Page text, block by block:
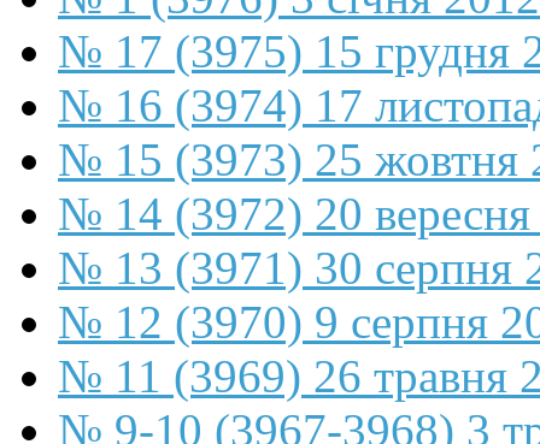
№ 17 (3975) 15 грудня
№ 16 (3974) 17
№ 15 (3973) 25 жовтня
№ 14 (3972) 20 вересня
№ 13 (3971) 30 серпня
№ 12 (3970) 9 серпня
№ 11 (3969) 26 травня
№ 9-10 (3967-3968) 3